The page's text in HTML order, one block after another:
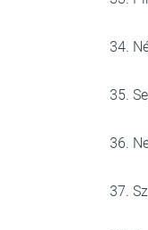
34.
35.
36.
37.